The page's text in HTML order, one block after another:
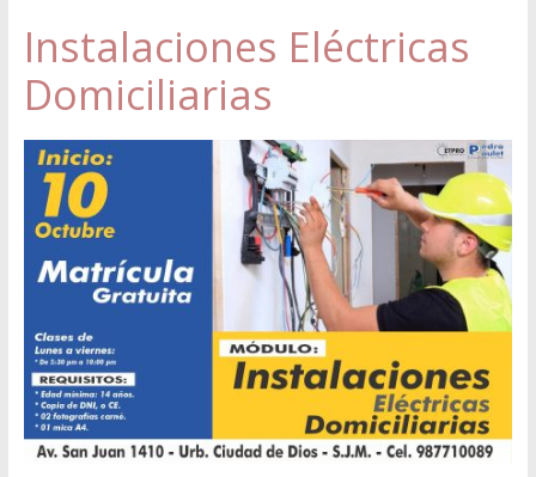
Instalaciones Eléctricas
Domiciliarias